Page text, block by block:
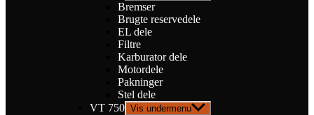
Bremser
Brugte reservedele
EL dele
Filtre
Karburator dele
Motordele
Pakninger
Stel dele
VT 750 Vis undermenu